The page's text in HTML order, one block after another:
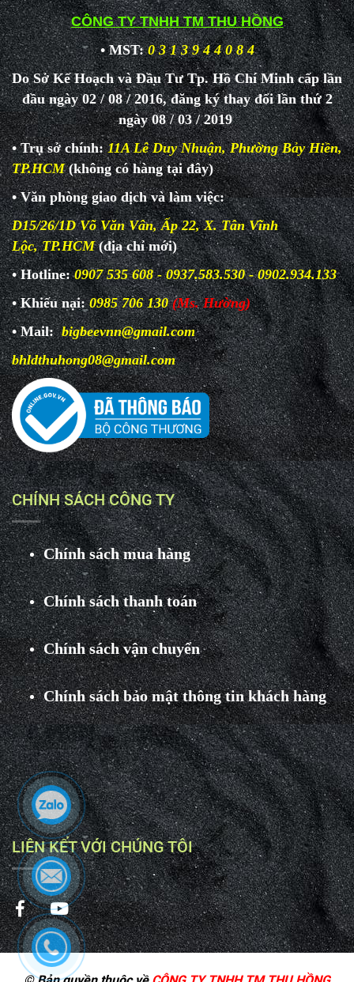
CÔNG TY TNHH TM THU HỒNG
• MST: 0 3 1 3 9 4 4 0 8 4
Do Sở Kế Hoạch và Đầu Tư Tp. Hồ Chí Minh cấp lần
đầu ngày 02 / 08 / 2016, đăng ký thay đổi lần thứ 2
ngày 08 / 03 / 2019
• Trụ sở chính:11A Lê Duy Nhuận, Phường Bảy Hiền,
TP.HCM (không có hàng tại đây)
• Văn phòng giao dịch và làmviệc:
D15/26/1D Võ Văn Vân, Ấp 22, X. Tân Vĩnh
Lộc, TP.HCM(địa chỉ mới)
• Hotline:0907 535 608 - 0937.583.530 - 0902.934.133
• Khiếu nại: 0985 706 130 (Ms. Hường)
• Mail:bigbeevnn@gmail.com
bhldthuhong08@gmail.com
CHÍNH SÁCH CÔNG TY
Chính sách mua hàng
Chính sách thanh toán
Chính sách vận chuyển
Chính sách bảo mật thông tin khách hàng
LIÊN KẾT VỚI CHÚNG TÔI